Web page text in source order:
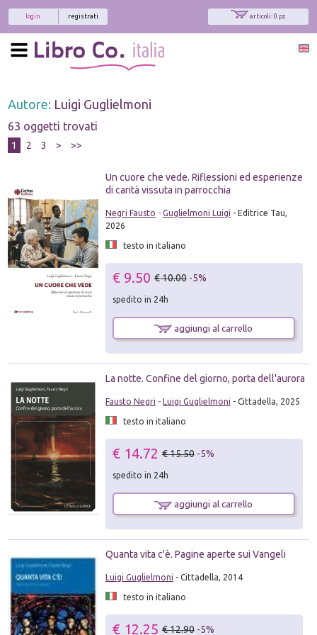
articoli: 0 pz.
registrati
login
Autore: Luigi Guglielmoni
63 oggetti trovati
1 2 3 > >>
Un cuore che vede. Riflessioni ed esperienze
di carità vissuta in parrocchia
Negri Fausto - Guglielmoni Luigi - Editrice Tau,
2026
testo in italiano
€ 9.50 € 10.00 -5%
spedito in 24h
aggiungi al carrello
La notte. Confine del giorno, porta dell'aurora
Fausto Negri - Luigi Guglielmoni - Cittadella, 2025
testo in italiano
€ 14.72 € 15.50 -5%
spedito in 24h
aggiungi al carrello
Quanta vita c'è. Pagine aperte sui Vangeli
Luigi Guglielmoni - Cittadella, 2014
testo in italiano
€ 12.25 € 12.90 -5%